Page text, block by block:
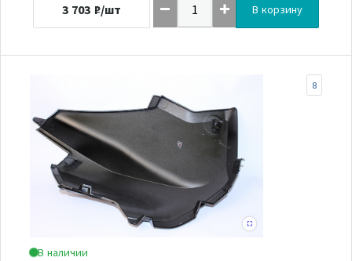
3 703 ₽/шт В корзину
В наличии
8